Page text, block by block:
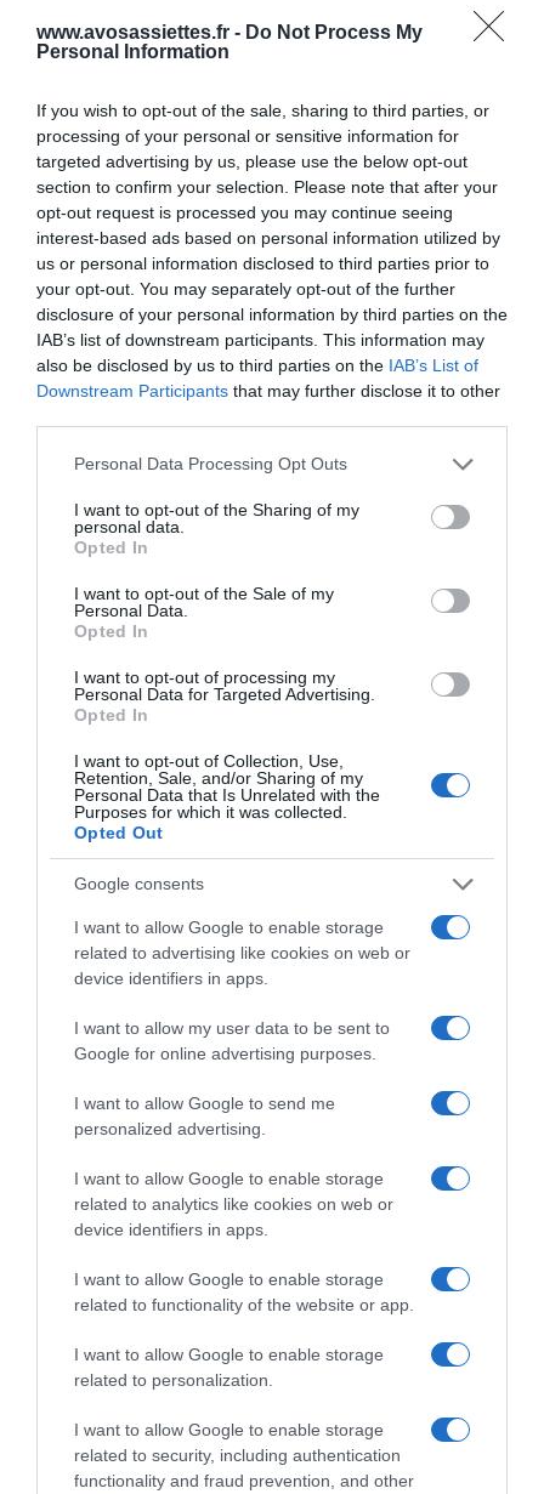
www.avosassiettes.fr - Do Not Process My
Personal Information
If you wish to opt-out of the sale, sharing to third parties, or
processing of your personal or sensitive information for
targeted advertising by us, please use the below opt-out
section to confirm your selection. Please note that after your
opt-out request is processed you may continue seeing
interest-based ads based on personal information utilized by
us or personal information disclosed to third parties prior to
your opt-out. You may separately opt-out of the further
disclosure of your personal information by third parties on the
IAB’s list of downstream participants. This information may
also be disclosed by us to third parties on the IAB’s List of
Downstream Participants that may further disclose it to other
Please note that this website/app uses one or more Google
not limited to your visit or usage behaviour. You may click to
grant or deny consent to Google and its third-party tags to
use your data for below specified purposes in below Google
consent section.
Personal Data Processing Opt Outs
I want to opt-out of the Sharing of my
personal data.
Opted In
I want to opt-out of the Sale of my
Personal Data.
Opted In
I want to opt-out of processing my
Personal Data for Targeted Advertising.
Opted In
I want to opt-out of Collection, Use,
Retention, Sale, and/or Sharing of my
Personal Data that Is Unrelated with the
Purposes for which it was collected.
Opted Out
Google consents
I want to allow Google to enable storage
related to advertising like cookies on web or
device identifiers in apps.
I want to allow my user data to be sent to
Google for online advertising purposes.
I want to allow Google to send me
personalized advertising.
I want to allow Google to enable storage
related to analytics like cookies on web or
device identifiers in apps.
I want to allow Google to enable storage
related to functionality of the website or app.
I want to allow Google to enable storage
related to personalization.
I want to allow Google to enable storage
related to security, including authentication
functionality and fraud prevention, and other
L’Œuf Cocotte et ses Mouillettes de Blé
Proportions pour 4 Personnes Temps de Préparation 15 Minutes
Temps de Cuisson 10 Minutes …
Lire la suite »
Entrées Chaudes
Petits Flans de Crabe et Mesclun
Proportions pour 4 Personnes Temps de Préparation 15 Minutes
Temps de Cuisson 25 Minutes …
Lire la suite »
AJOUTEZ‑NOUS À VOS SOURCES
MÉTÉO LOCALE
Paris
Ciel dégagé
26
27º - 22º
5.07 km/h